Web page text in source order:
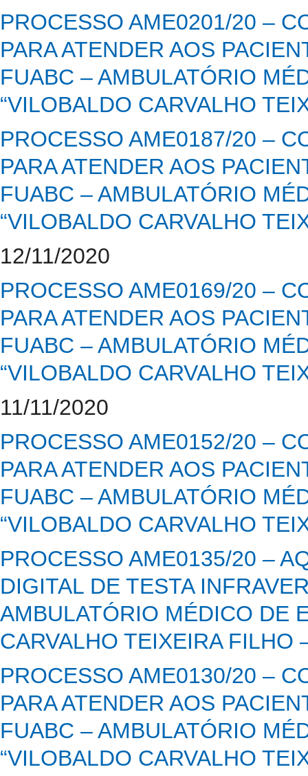
PROCESSO AME0201/20 –
PARA ATENDER AOS
FUABC – AMBULATÓRIO
“VILOBALDO CARVALHO
PROCESSO AME0187/20 –
PARA ATENDER AOS
FUABC – AMBULATÓRIO
“VILOBALDO CARVALHO
12/11/2020
PROCESSO AME0169/20 –
PARA ATENDER AOS
FUABC – AMBULATÓRIO
“VILOBALDO CARVALHO
11/11/2020
PROCESSO AME0152/20 –
PARA ATENDER AOS
FUABC – AMBULATÓRIO
“VILOBALDO CARVALHO
PROCESSO AME0135/20 –
DIGITAL DE TESTA
AMBULATÓRIO MÉDICO DE
CARVALHO TEIXEIRA FILHO
PROCESSO AME0130/20 –
PARA ATENDER AOS
FUABC – AMBULATÓRIO
“VILOBALDO CARVALHO